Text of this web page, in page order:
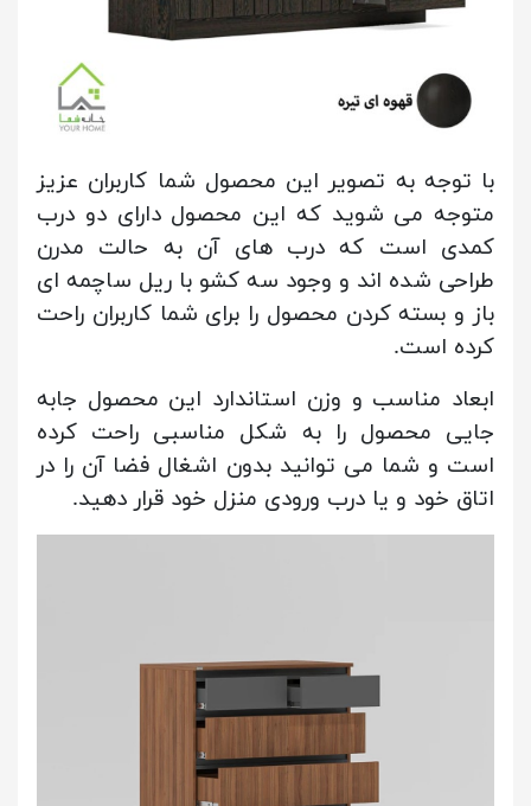
با توجه به تصویر این محصول شما کاربران عزیز
متوجه می شوید که این محصول دارای دو درب
کمدی است که درب های آن به حالت مدرن
طراحی شده اند و وجود سه کشو با ریل ساچمه ای
باز و بسته کردن محصول را برای شما کاربران راحت
کرده است.
ابعاد مناسب و وزن استاندارد این محصول جابه
جایی محصول را به شکل مناسبی راحت کرده
است و شما می توانید بدون اشغال فضا آن را در
اتاق خود و یا درب ورودی منزل خود قرار دهید.